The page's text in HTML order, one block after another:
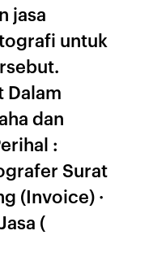
jasa
untuk
Dalam
dan
:
Surat
(Invoice) ·
(